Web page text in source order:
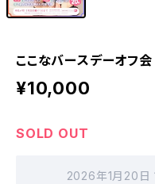
ここなバースデーオフ会
¥10,000
SOLD OUT
2026年1月20日